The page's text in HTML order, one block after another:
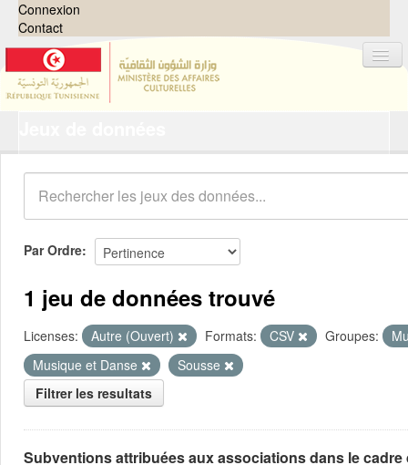
Connexion
Contact
Organisations
Groupes
Demandes 0
À propos
Par Ordre
1 jeu de données trouvé
Licenses: Autre (Ouvert) Formats: CSV Groupes:
Musique et Danse
Sousse
Filtrer les resultats
Subventions attribuées aux associations dans le